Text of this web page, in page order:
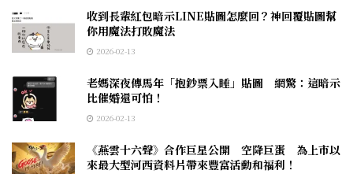
收到長輩紅包暗示LINE貼圖怎麼回？神回覆貼圖幫
你用魔法打敗魔法
2026-02-13
老媽深夜傳馬年「抱鈔票入睡」貼圖 網驚：這暗示
比催婚還可怕！
2026-02-13
《燕雲十六聲》合作巨星公開 空降巨蛋 為上市以
來最大型河西資料片帶來豐富活動和福利！